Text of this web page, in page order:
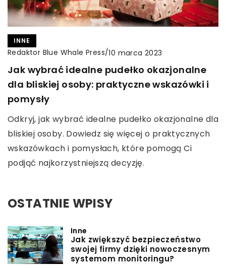
INNE
Redaktor Blue Whale Press/10 marca 2023
Jak wybrać idealne pudełko okazjonalne
dla bliskiej osoby: praktyczne wskazówki i
pomysły
Odkryj, jak wybrać idealne pudełko okazjonalne dla
bliskiej osoby. Dowiedz się więcej o praktycznych
wskazówkach i pomysłach, które pomogą Ci
podjąć najkorzystniejszą decyzję.
OSTATNIE WPISY
Inne
Jak zwiększyć bezpieczeństwo
swojej firmy dzięki nowoczesnym
systemom monitoringu?